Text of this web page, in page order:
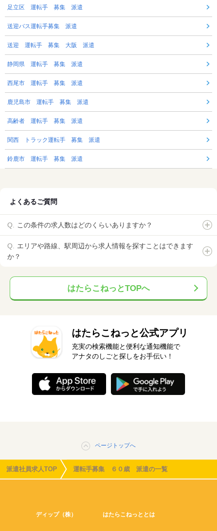
足立区 運転手 募集 派遣
送迎バス運転手募集 派遣
送迎 運転手 募集 大阪 派遣
静岡県 運転手 募集 派遣
西尾市 運転手 募集 派遣
鹿児島市 運転手 募集 派遣
高齢者 運転手 募集 派遣
関西 トラック運転手 募集 派遣
鈴鹿市 運転手 募集 派遣
よくあるご質問
この条件の求人数はどのくらいありますか？
エリアや路線、駅周辺から求人情報を探すことはできます
か？
はたらこねっとTOPへ
はたらこねっと公式アプリ
充実の検索機能と便利な通知機能で
アナタのしごと探しをお手伝い！
ページトップへ
派遣社員求人TOP 運転手募集 ６０歳 派遣の一覧
ディップ（株） はたらこねっととは